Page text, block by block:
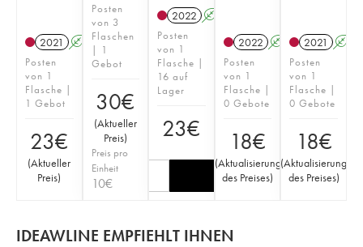
2021 A
Posten
von 1
Flasche |
1 Gebot
23€
(Aktueller
Preis)
Posten
von 3
Flaschen
| 1
Gebot
30€
(Aktueller
Preis)
Preis pro
Einheit
10€
2022 A
Posten
von 1
Flasche |
16 auf
Lager
23€
2022 A
Posten
von 1
Flasche |
0 Gebote
18€
(Aktualisierung
des Preises)
2021 A
Posten
von 1
Flasche |
0 Gebote
18€
(Aktualisierung
des Preises)
IDEAWLINE EMPFIEHLT IHNEN